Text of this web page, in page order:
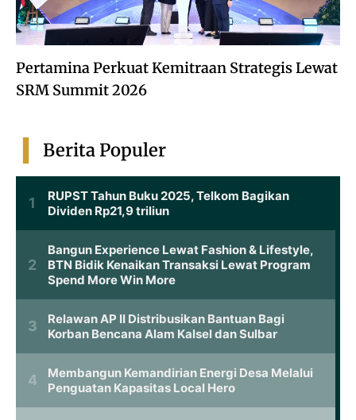
Pertamina Perkuat Kemitraan Strategis Lewat
SRM Summit 2026
Berita Populer